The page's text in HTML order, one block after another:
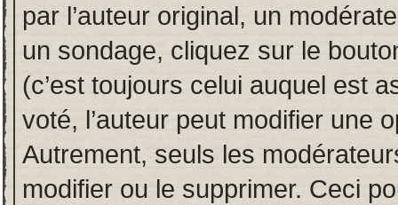
par l’auteur original, un
un sondage, cliquez sur le
(c’est toujours celui auquel est
voté, l’auteur peut modifier une
Autrement, seuls les
modifier ou le supprimer. Ceci